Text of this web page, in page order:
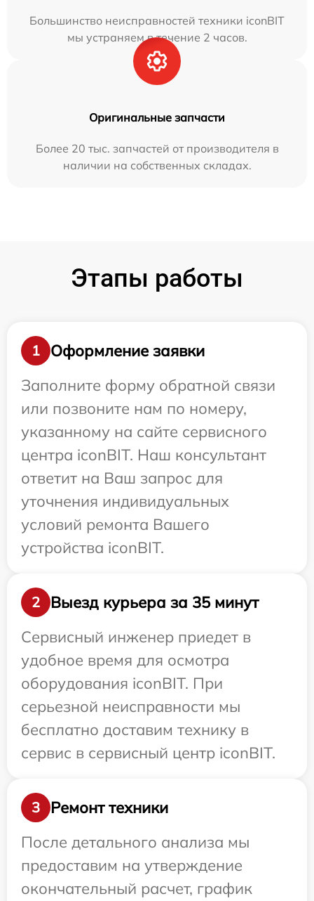
Большинство неисправностей техники iconBIT
мы устраняем в течение 2 часов.
Оригинальные запчасти
Более 20 тыс. запчастей от производителя в
наличии на собственных складах.
Этапы работы
1
Оформление заявки
Заполните форму обратной связи
или позвоните нам по номеру,
указанному на сайте сервисного
центра iconBIT. Наш консультант
ответит на Ваш запрос для
уточнения индивидуальных
условий ремонта Вашего
устройства iconBIT.
2
Выезд курьера за 35 минут
Сервисный инженер приедет в
удобное время для осмотра
оборудования iconBIT. При
серьезной неисправности мы
бесплатно доставим технику в
сервис в сервисный центр iconBIT.
3
Ремонт техники
После детального анализа мы
предоставим на утверждение
окончательный расчет, график